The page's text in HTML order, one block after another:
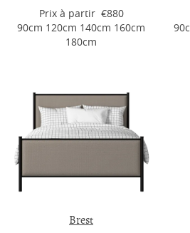
Prix ​​à partir €880
90cm 120cm 140cm 160cm
180cm
Brest